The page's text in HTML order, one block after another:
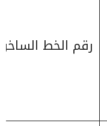
رقم الخط الساخن